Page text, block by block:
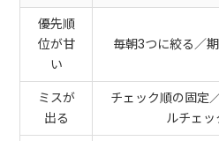
優先順
位が甘
い
毎朝3つに絞る／
ミスが
出る
チェック順の固定
ルチェ